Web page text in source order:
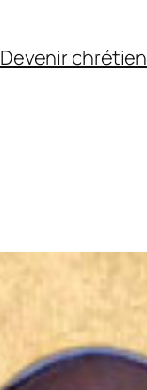
Devenir chrétien